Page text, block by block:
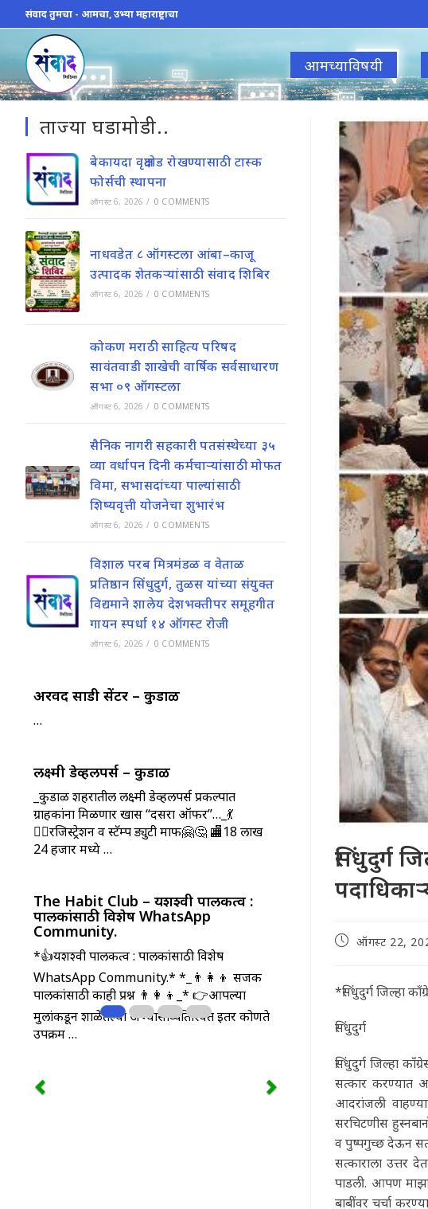
to
content
संवाद तुमचा - आमचा, उभ्या महाराष्ट्राचा
आमच्याविषयी
सिंधुदुर्ग
Postऑगस्ट 22,
*सिंधुदुर्ग जिल्हा
सिंधुदुर्ग
सिंधुदुर्ग जिल्हा
सत्कार करण्यात
आदरांजली
सरचिटणीस
व पुष्पगुच्छ देऊन
सत्काराला उत्तर
पाडली. आपण
बाबींवर चर्चा
ताज्या घडामोडी..
बेकायदा वृक्षतोड रोखण्यासाठी टास्क
फोर्सची स्थापना
ऑगस्ट 6, 2026 / 0 COMMENTS
नाधवडेत ८ ऑगस्टला आंबा–काजू
उत्पादक शेतकऱ्यांसाठी संवाद शिबिर
ऑगस्ट 6, 2026 / 0 COMMENTS
कोकण मराठी साहित्य परिषद
सावंतवाडी शाखेची वार्षिक सर्वसाधारण
सभा ०९ ऑगस्टला
ऑगस्ट 6, 2026 / 0 COMMENTS
सैनिक नागरी सहकारी पतसंस्थेच्या ३५
व्या वर्धापन दिनी कर्मचाऱ्यांसाठी मोफत
विमा, सभासदांच्या पाल्यांसाठी
शिष्यवृत्ती योजनेचा शुभारंभ
ऑगस्ट 6, 2026 / 0 COMMENTS
विशाल परब मित्रमंडळ व वेताळ
प्रतिष्ठान सिंधुदुर्ग, तुळस यांच्या संयुक्त
विद्यमाने शालेय देशभक्तीपर समूहगीत
गायन स्पर्धा १४ ऑगस्ट रोजी
ऑगस्ट 6, 2026 / 0 COMMENTS
अरविंद साडी सेंटर – कुडाळ
…
लक्ष्मी डेव्हलपर्स – कुडाळ
_कुडाळ शहरातील लक्ष्मी डेव्हलपर्स प्रकल्पात
ग्राहकांना मिळणार खास “दसरा ऑफर”…_💃
💁‍♀️रजिस्ट्रेशन व स्टॅम्प ड्युटी माफ🤗🤔 🏬18 लाख
24 हजार मध्ये …
The Habit Club – यशश्वी पालकत्व :
पालकांसाठी विशेष WhatsApp
Community.
*👍यशश्वी पालकत्व : पालकांसाठी विशेष
WhatsApp Community.* *_👨‍👩‍👦 सजक
पालकांसाठी काही प्रश्न 👨‍👩‍👦_* 👉आपल्या
मुलांकडून शाळेतल्या अभ्यासाव्यतिरिक्त इतर कोणते
उपक्रम …